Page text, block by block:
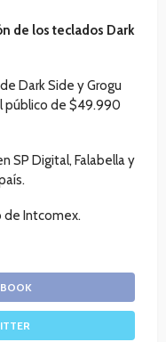
de los teclados Dark
Dark Side y Grogu
público de $49.990
SP Digital, Falabella y
de Intcomex.